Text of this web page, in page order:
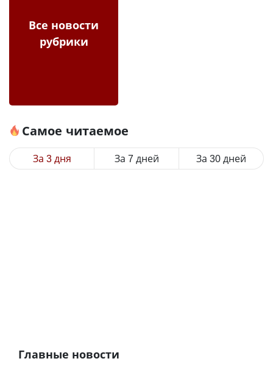
Все новости
рубрики
Самое читаемое
За 3 дня За 7 дней За 30 дней
Главные новости